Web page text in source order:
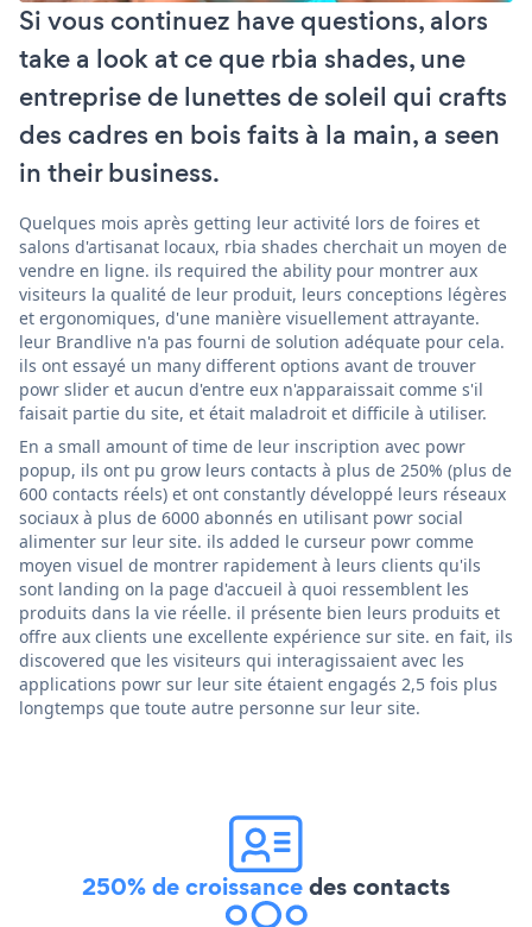
Si vous continuez have questions, alors
take a look at ce que rbia shades, une
entreprise de lunettes de soleil qui crafts
des cadres en bois faits à la main, a seen
in their business.
Quelques mois après getting leur activité lors de foires et
salons d'artisanat locaux, rbia shades cherchait un moyen de
vendre en ligne. ils required the ability pour montrer aux
visiteurs la qualité de leur produit, leurs conceptions légères
et ergonomiques, d'une manière visuellement attrayante.
leur Brandlive n'a pas fourni de solution adéquate pour cela.
ils ont essayé un many different options avant de trouver
powr slider et aucun d'entre eux n'apparaissait comme s'il
faisait partie du site, et était maladroit et difficile à utiliser.
En a small amount of time de leur inscription avec powr
popup, ils ont pu grow leurs contacts à plus de 250% (plus de
600 contacts réels) et ont constantly développé leurs réseaux
sociaux à plus de 6000 abonnés en utilisant powr social
alimenter sur leur site. ils added le curseur powr comme
moyen visuel de montrer rapidement à leurs clients qu'ils
sont landing on la page d'accueil à quoi ressemblent les
produits dans la vie réelle. il présente bien leurs produits et
offre aux clients une excellente expérience sur site. en fait, ils
discovered que les visiteurs qui interagissaient avec les
applications powr sur leur site étaient engagés 2,5 fois plus
longtemps que toute autre personne sur leur site.
250% de croissancedes contacts